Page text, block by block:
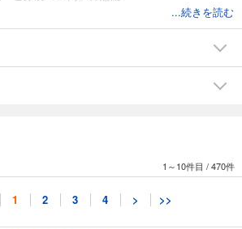
王”になれるか!?
ン戦争」のアゲアゲすぎる舞台裏
る基礎知識
記
』絶賛発売中！
井口裕香 7月11日（土）待望の写真集が発売予
...続きを読む
1～10件目 /470件
1 2 3 4 > >>